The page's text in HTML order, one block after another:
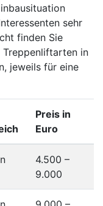
sehr
finden Sie
Treppenliftarten in
jeweils für eine
Preis in
Euro
4.500 –
9.000